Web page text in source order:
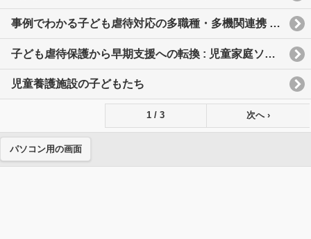
事例でわかる子ども虐待対応の多職種・多機関連携 : 互いの強みを活かす協働ガイド
子ども虐待保護から早期支援への転換 : 児童家庭ソーシャルワーカーの質的向上をめざして
児童養護施設の子どもたち
1 / 3 次へ ›
パソコン用の画面